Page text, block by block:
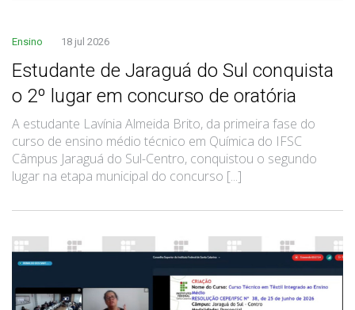
Ensino 18 jul 2026
Estudante de Jaraguá do Sul conquista
o 2º lugar em concurso de oratória
A estudante Lavínia Almeida Brito, da primeira fase do
curso de ensino médio técnico em Química do IFSC
Câmpus Jaraguá do Sul-Centro, conquistou o segundo
lugar na etapa municipal do concurso [...]